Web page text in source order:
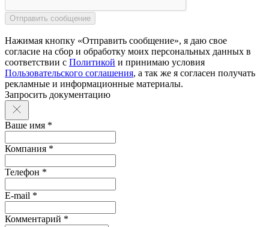
Нажимая кнопку «Отправить сообщение», я даю свое
согласие на сбор и обработку моих персональных данных в
соответствии с Политикой и принимаю условия
Пользовательского соглашения, а так же я согласен получать
рекламные и информационные материалы.
Запросить документацию
Ваше имя *
Компания *
Телефон *
E-mail *
Комментарий *